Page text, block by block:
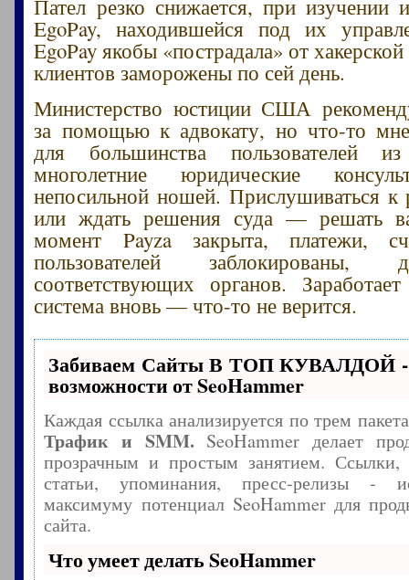
Пател резко снижается, при изучении
EgoPay, находившейся под их
EgoPay якобы «пострадала» от хакерской
клиентов заморожены по сей день.
Министерство юстиции США
за помощью к адвокату, но что-то мне
для большинства пользователей
многолетние юридические
непосильной ношей. Прислушиваться к
или ждать решения суда — решать
момент Payza закрыта, платежи,
пользователей
соответствующих органов.
система вновь — что-то не верится.
Забиваем Сайты В ТОП КУВАЛДОЙ -
возможности от SeoHammer
Каждая ссылка анализируется по трем
Трафик и SMM.SeoHammer делает
прозрачным и простым занятием. Ссылки,
статьи, упоминания, пресс-релизы -
максимуму потенциал SeoHammer для
сайта.
Что умеет делать SeoHammer